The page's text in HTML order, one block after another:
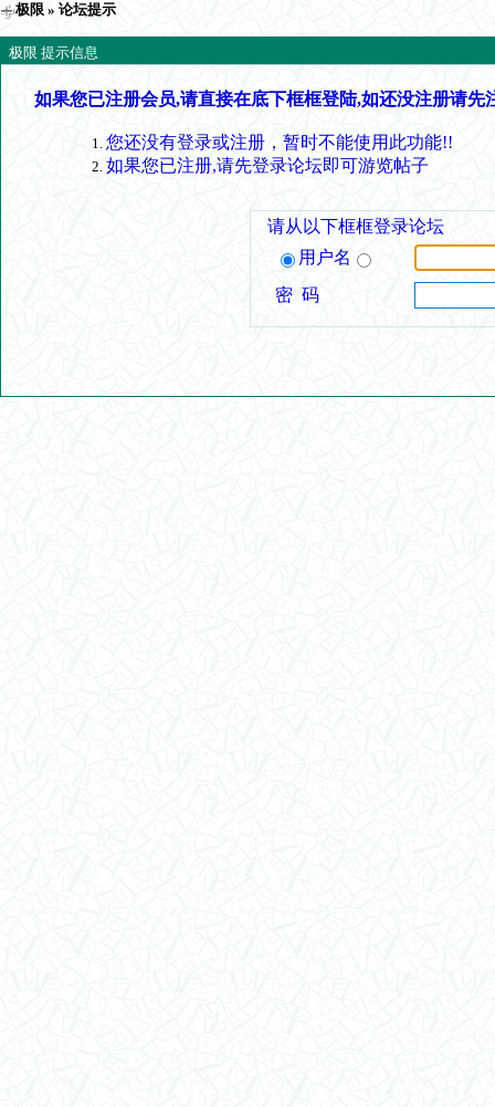
极限 » 论坛提示
极限 提示信息
如果您已注册会员,请直接在底下框框登陆,如还没注册请先
您还没有登录或注册，暂时不能使用此功能!!
如果您已注册,请先登录论坛即可游览帖子
请从以下框框登录论坛
用户名
密 码